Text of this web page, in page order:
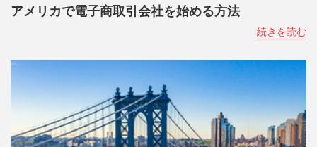
アメリカで電子商取引会社を始める方法
続きを読む